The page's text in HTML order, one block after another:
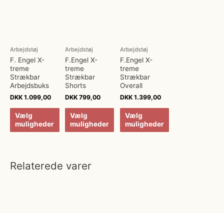
Arbejdstøj
F. Engel X-
treme
Strækbar
Arbejdsbuks
DKK 1.099,00
Vælg
muligheder
Arbejdstøj
F.Engel X-
treme
Strækbar
Shorts
DKK799,00
Vælg
muligheder
Arbejdstøj
F.Engel X-
treme
Strækbar
Overall
DKK1.399,00
Vælg
muligheder
Relaterede varer